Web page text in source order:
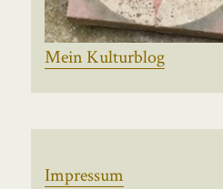
Mein Kulturblog
Impressum